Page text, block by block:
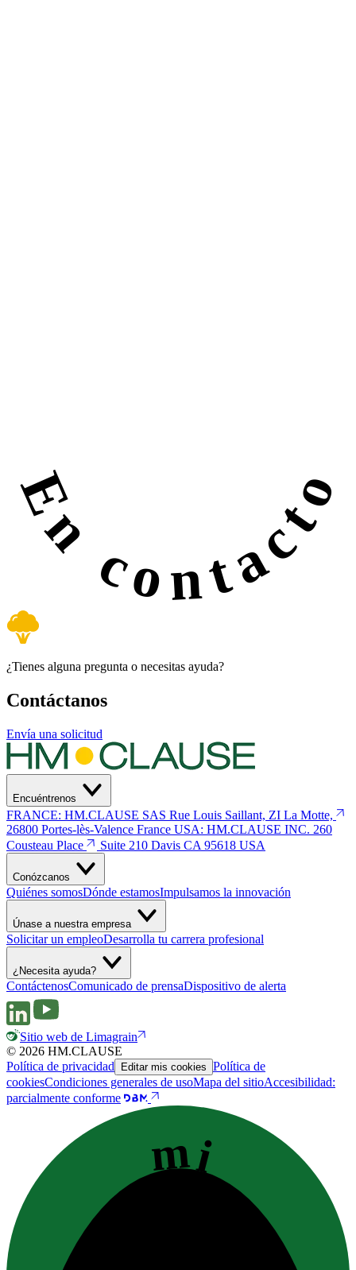
En contacto
¿Tienes alguna pregunta o necesitas ayuda?
Contáctanos
Envía una solicitud
Encuéntrenos
FRANCE: HM.CLAUSE SAS Rue Louis Saillant, ZI La Motte,
26800 Portes-lès-Valence France USA: HM.CLAUSE INC. 260
Cousteau Place
Suite 210 Davis CA 95618 USA
Conózcanos
Quiénes somosDónde estamosImpulsamos la innovación
Únase a nuestra empresa
Solicitar un empleoDesarrolla tu carrera profesional
¿Necesita ayuda?
ContáctenosComunicado de prensaDispositivo de alerta
Sitio web de Limagrain
© 2026 HM.CLAUSE
Política de privacidad
Editar mis cookies Política de
cookiesCondiciones generales de usoMapa del sitioAccesibilidad:
parcialmente conforme
mi